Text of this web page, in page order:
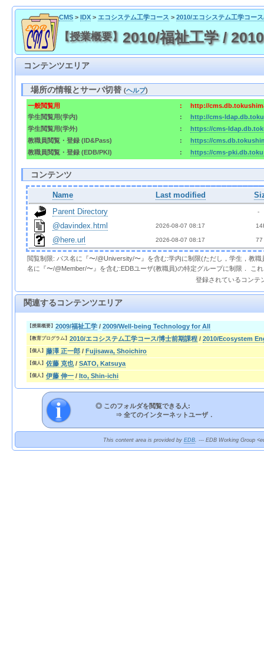
CMS> IDX> エコシステム工学コース > 2010/エコシステム工学コー
【授業概要】 2010/福祉工学 /
コンテンツエリア
場所の情報とサーバ切替(ヘルプ)
一般閲覧用 :
http://
学生閲覧用(学内)
:
http://cms-
学生閲覧用(学外)
:
https://cms-
教職員閲覧・登録 (ID&Pass)
:
https://
教職員閲覧・登録 (EDB/PKI)
: https://cms-
コンテンツ
Name Last modified
Parent Directory
  -
@davindex.html 2026-08-07 08:17
@here.url 2026-08-07 08:17 77
閲覧制限: パス名に『〜/@University/〜』を含む:学内に制限(ただし，学生，教
名に『〜/@Member/〜』を含む:EDBユーザ(教職員)の特定グループに制限． こ
登録されているコンテ
関連するコンテンツエリア
【授業概要】 2009/福祉工学 / 2009/Well-being Technology for All
【教育プログラム】 2010/エコシステム工学コース/博士前期課程 / 2010/Ecosystem
【個人】 藤澤 正一郎 / Fujisawa, Shoichiro
【個人】 佐藤 克也/ SATO, Katsuya
【個人】 伊藤 伸一 / Ito, Shin-ichi
◎ このフォルダを閲覧できる人:
⇒ 全てのインターネットユーザ．
This content area is provided by EDB. --- EDB Working Group